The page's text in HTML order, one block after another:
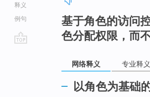
释义
例句
基于角色的访问
色分配权限，而
网络释义 专业释义
以角色为基础